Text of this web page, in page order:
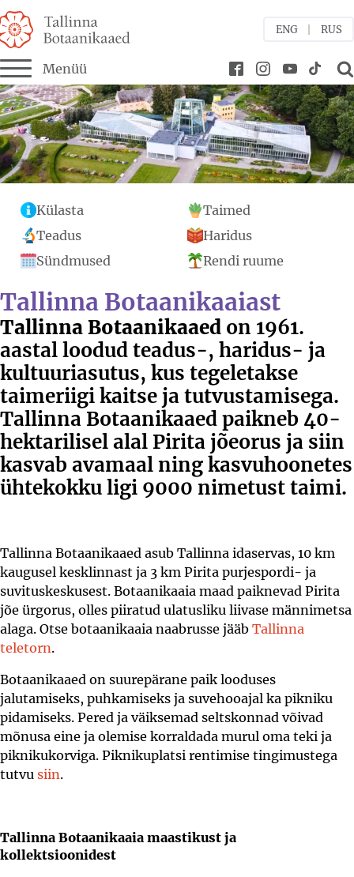
ENG RUS
Menüü
Külasta
Taimed
Teadus
Haridus
Sündmused
Rendi ruume
Tallinna Botaanikaaiast
Tallinna Botaanikaaed on 1961.
aastal loodud teadus-, haridus- ja
kultuuriasutus, kus tegeletakse
taimeriigi kaitse ja tutvustamisega.
Tallinna Botaanikaaed paikneb 40-
hektarilisel alal Pirita jõeorus ja siin
kasvab avamaal ning kasvuhoonetes
ühtekokku ligi 9000 nimetust taimi.
Tallinna Botaanikaaed asub Tallinna idaservas, 10 km
kaugusel kesklinnast ja 3 km Pirita purjespordi- ja
suvituskeskusest. Botaanikaaia maad paiknevad Pirita
jõe ürgorus, olles piiratud ulatusliku liivase männimetsa
alaga. Otse botaanikaaia naabrusse jääb Tallinna
teletorn.
Botaanikaaed on suurepärane paik looduses
jalutamiseks, puhkamiseks ja suvehooajal ka pikniku
pidamiseks. Pered ja väiksemad seltskonnad võivad
mõnusa eine ja olemise korraldada murul oma teki ja
piknikukorviga. Piknikuplatsi rentimise tingimustega
tutvu siin.
Tallinna Botaanikaaia maastikust ja
kollektsioonidest